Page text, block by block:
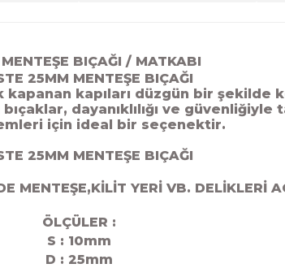
BIÇAĞI / MATKABI
25MM MENTEŞE BIÇAĞI
kapanan kapıları düzgün bir
dayanıklılığı ve
için ideal bir seçenektir.
25MM MENTEŞE BIÇAĞI
MENTEŞE,KİLİT YERİ VB. DELİKLERİ
ÖLÇÜLER :
S : 10mm
D : 25mm